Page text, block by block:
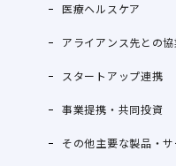
医療ヘルスケア
アライアンス先との
スタートアップ連携
事業提携・共同投資
その他主要な製品・サ